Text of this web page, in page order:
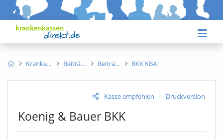
Kranke Beiträ Beitra BKK KBA
Kasse empfehlen | Druckversion
Koenig & Bauer BKK